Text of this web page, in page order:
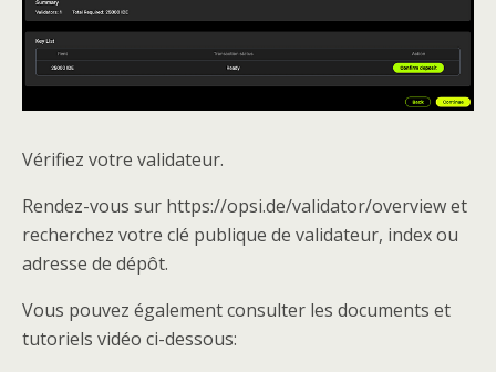
Vérifiez votre validateur.
Rendez-vous sur https://opsi.de/validator/overview et
recherchez votre clé publique de validateur, index ou
adresse de dépôt.
Vous pouvez également consulter les documents et
tutoriels vidéo ci-dessous: